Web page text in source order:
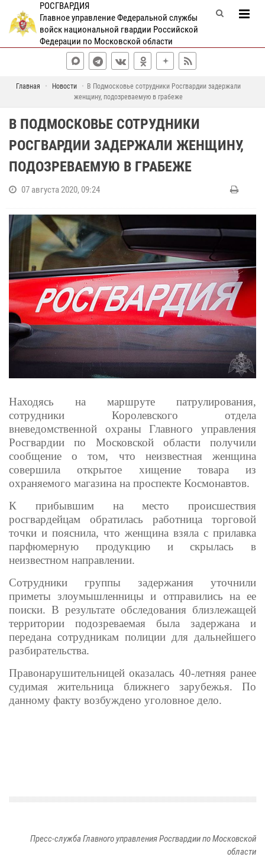
РОСГВАРДИЯ
Главное управление Федеральной службы
войск национальной гвардии Российской
Федерации по Московской области
Главная Новости
В Подмосковье сотрудники Росгвардии задержали
женщину, подозреваемую в грабеже
В ПОДМОСКОВЬЕ СОТРУДНИКИ
РОСГВАРДИИ ЗАДЕРЖАЛИ ЖЕНЩИНУ,
ПОДОЗРЕВАЕМУЮ В ГРАБЕЖЕ
07 августа 2020, 09:24
Находясь на маршруте патрулирования,
сотрудники Королевского отдела
вневедомственной охраны Главного управления
Росгвардии по Московской области получили
сообщение о том, что неизвестная женщина
совершила открытое хищение товара из
охраняемого магазина на проспекте Космонавтов.
К прибывшим на место происшествия
росгвардейцам обратилась работница торговой
точки и пояснила, что женщина взяла с прилавка
парфюмерную продукцию и скрылась в
неизвестном направлении.
Сотрудники группы задержания уточнили
приметы злоумышленницы и отправились на ее
поиски. В результате обследования близлежащей
территории подозреваемая была задержана и
передана сотрудникам полиции для дальнейшего
разбирательства.
Правонарушительницей оказалась 40-летняя ранее
судимая жительница ближнего зарубежья. По
данному факту возбуждено уголовное дело.
Пресс-служба Главного управления Росгвардии по Московской
области